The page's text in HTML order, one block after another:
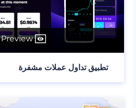
Preview
تطبيق تداول عملات مشفرة